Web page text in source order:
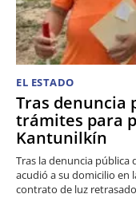
EL ESTADO
Tras denuncia
trámites para
Kantunilkín
Tras la denuncia pública
acudió a su domicilio en
contrato de luz